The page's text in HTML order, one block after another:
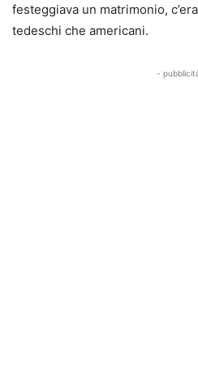
festeggiava un matrimonio,
tedeschi che americani.
-